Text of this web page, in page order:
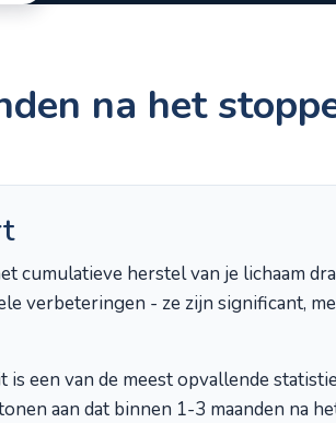
na het
cumulatieve herstel van je lichaam
verbeteringen - ze zijn significant,
is een van de meest opvallende
aan dat binnen 1-3 maanden na